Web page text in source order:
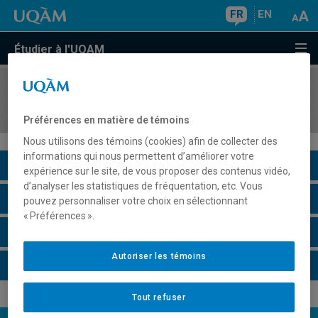
FR EN
Étudier à l'UQAM
COURS//
Description du cours
Horaire - Été 2026
Préférences en matière de témoins
Nous utilisons des témoins (cookies) afin de collecter des
informations qui nous permettent d’améliorer votre
expérience sur le site, de vous proposer des contenus vidéo,
d’analyser les statistiques de fréquentation, etc. Vous
pouvez personnaliser votre choix en sélectionnant
« Préférences ».
Tout refuser
Autoriser les témoins